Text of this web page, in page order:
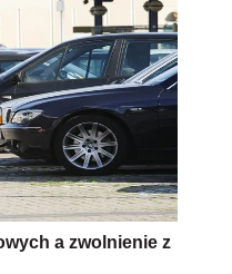
a zwolnienie z